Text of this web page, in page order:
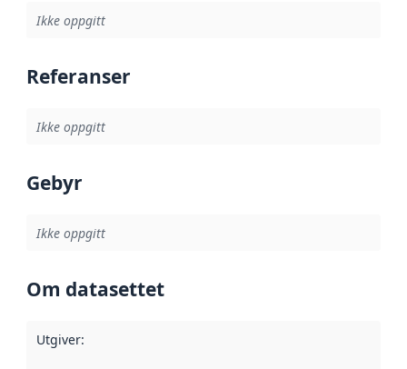
Ikke oppgitt
Referanser
Ikke oppgitt
Gebyr
Ikke oppgitt
Om datasettet
Utgiver: